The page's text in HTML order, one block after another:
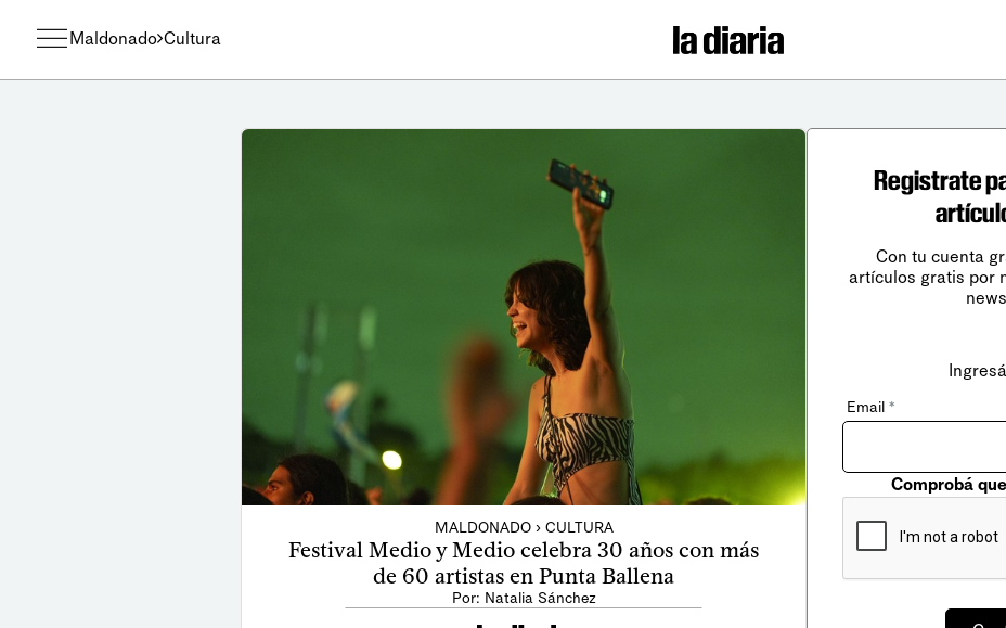
Maldonado Cultura
MALDONADO › CULTURA
Festival Medio y Medio celebra 30 años con más
de 60 artistas en Punta Ballena
Por: Natalia Sánchez
Registrate
Con tu cuenta
artículos gratis por
Email *
Comprobá